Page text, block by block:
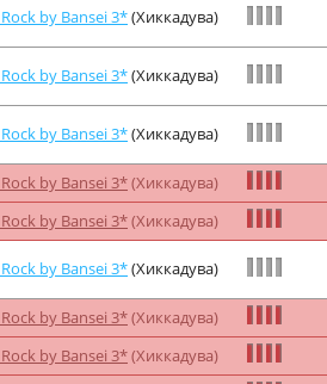
by Bansei 3*(Хиккадува)
by Bansei 3*(Хиккадува)
by Bansei 3*(Хиккадува)
by Bansei 3*(Хиккадува)
by Bansei 3*(Хиккадува)
by Bansei 3*(Хиккадува)
by Bansei 3*(Хиккадува)
by Bansei 3*(Хиккадува)